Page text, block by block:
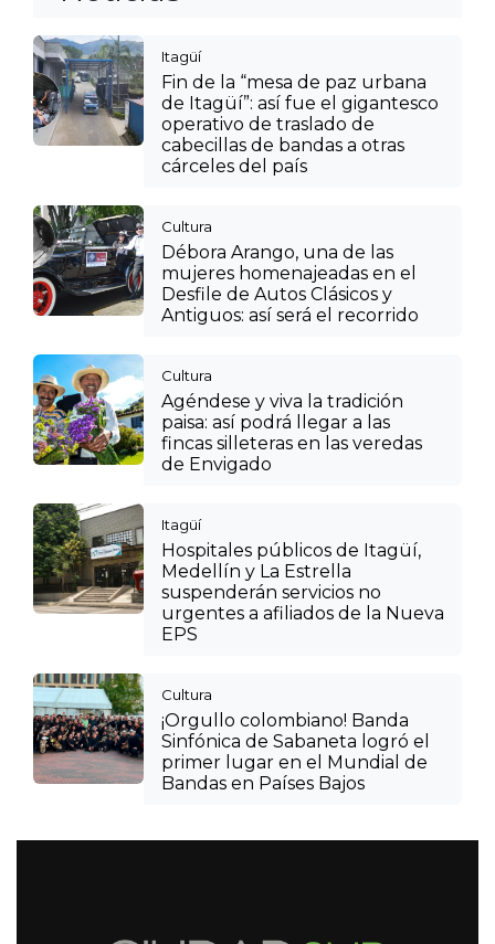
Itagüí
Fin de la “mesa de paz urbana
de Itagüí”: así fue el gigantesco
operativo de traslado de
cabecillas de bandas a otras
cárceles del país
Cultura
Débora Arango, una de las
mujeres homenajeadas en el
Desfile de Autos Clásicos y
Antiguos: así será el recorrido
Cultura
Agéndese y viva la tradición
paisa: así podrá llegar a las
fincas silleteras en las veredas
de Envigado
Itagüí
Hospitales públicos de Itagüí,
Medellín y La Estrella
suspenderán servicios no
urgentes a afiliados de la Nueva
EPS
Cultura
¡Orgullo colombiano! Banda
Sinfónica de Sabaneta logró el
primer lugar en el Mundial de
Bandas en Países Bajos